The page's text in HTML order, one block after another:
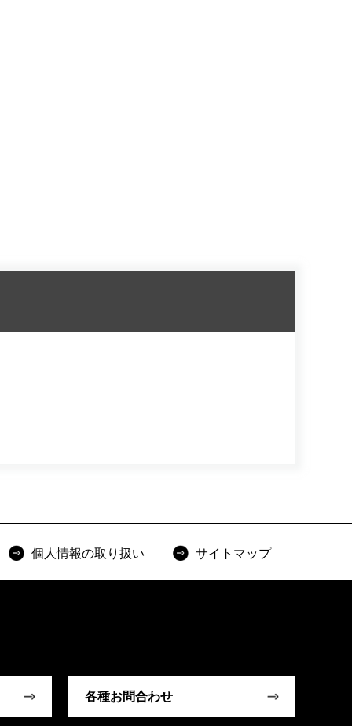
個人情報の取り扱い サイトマップ
各種お問合わせ